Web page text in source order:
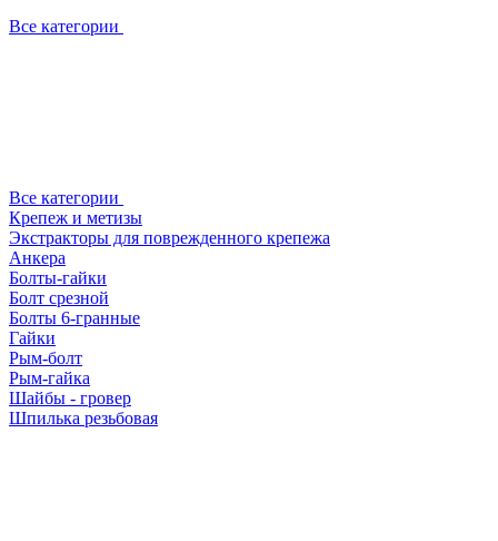
Все категории
Все категории
Крепеж и метизы
Экстракторы для поврежденного крепежа
Анкера
Болты-гайки
Болт срезной
Болты 6-гранные
Гайки
Рым-болт
Рым-гайка
Шайбы - гровер
Шпилька резьбовая